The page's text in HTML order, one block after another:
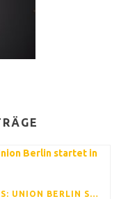
⚽️🔥 ENDE DES TRAININGSLAGERS: UNION BERLIN STARTET IN DIE NEUE SAISON 🔥⚽️